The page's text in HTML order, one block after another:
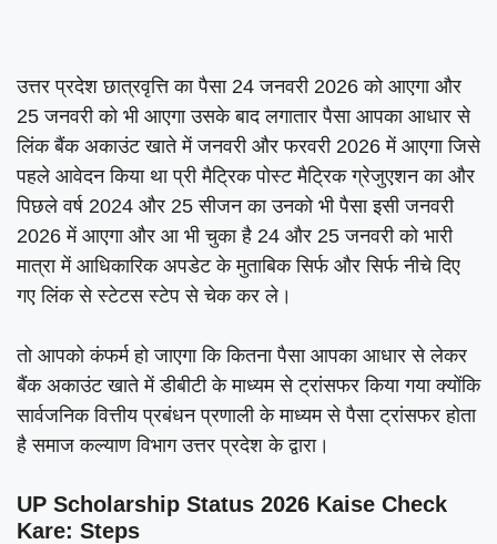
उत्तर प्रदेश छात्रवृत्ति का पैसा 24 जनवरी 2026 को आएगा और
25 जनवरी को भी आएगा उसके बाद लगातार पैसा आपका आधार से
लिंक बैंक अकाउंट खाते में जनवरी और फरवरी 2026 में आएगा जिसे
पहले आवेदन किया था प्री मैट्रिक पोस्ट मैट्रिक ग्रेजुएशन का और
पिछले वर्ष 2024 और 25 सीजन का उनको भी पैसा इसी जनवरी
2026 में आएगा और आ भी चुका है 24 और 25 जनवरी को भारी
मात्रा में आधिकारिक अपडेट के मुताबिक सिर्फ और सिर्फ नीचे दिए
गए लिंक से स्टेटस स्टेप से चेक कर ले।
तो आपको कंफर्म हो जाएगा कि कितना पैसा आपका आधार से लेकर
बैंक अकाउंट खाते में डीबीटी के माध्यम से ट्रांसफर किया गया क्योंकि
सार्वजनिक वित्तीय प्रबंधन प्रणाली के माध्यम से पैसा ट्रांसफर होता
है समाज कल्याण विभाग उत्तर प्रदेश के द्वारा।
UP Scholarship Status 2026 Kaise Check
Kare: Steps